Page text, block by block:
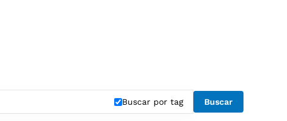
Buscar por tag Buscar